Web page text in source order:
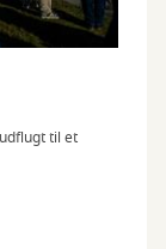
til et